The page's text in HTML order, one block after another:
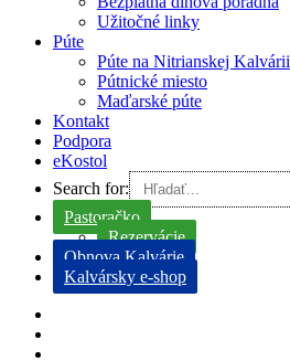
Užitočné linky
Púte
Púte na Nitrianskej Kalvárii
Pútnické miesto
Maďarské púte
Kontakt
Podpora
eKostol
Search for:
Pastoračko
Rezervácie
Obnova Kalvárie
Kalvársky e-shop